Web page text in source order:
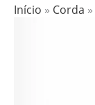
Início » Corda »